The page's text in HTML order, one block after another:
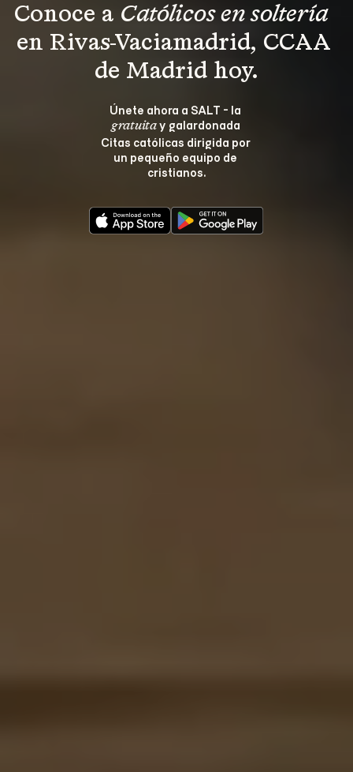
Conoce a Católicos en soltería
en Rivas-Vaciamadrid, CCAA
de Madrid hoy.
Únete ahora a SALT - la
gratuita y galardonada
Citas católicas dirigida por
un pequeño equipo de
cristianos.